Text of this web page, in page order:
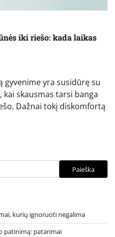
iki riešo: kada laikas
gyvenime yra susidūrę su
skausmas tarsi banga
Dažnai tokį diskomfortą
Paieška
kurių ignoruoti negalima
patinimą: patarimai